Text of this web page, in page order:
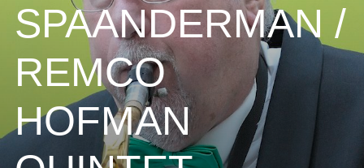
SPAANDERMAN /
REMCO
HOFMAN